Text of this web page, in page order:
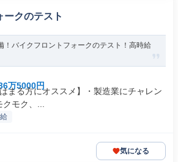
ークのテスト
！バイクフロントフォークのテスト！高時給
万5000円
まる方にオススメ】・製造業にチャレン
モク、...
気になる